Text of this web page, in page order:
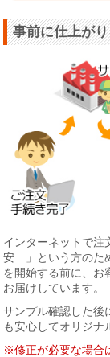
事前に仕上が
インターネットで注
安…」という方のた
を開始する前に、お
お届けしています。
サンプル確認した後
も安心してオリジナ
※修正が必要な場合